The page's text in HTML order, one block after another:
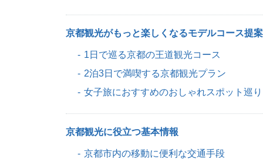
京都観光がもっと楽しくなるモデルコース提案
1日で巡る京都の王道観光コース
2泊3日で満喫する京都観光プラン
女子旅におすすめのおしゃれスポット巡り
京都観光に役立つ基本情報
京都市内の移動に便利な交通手段